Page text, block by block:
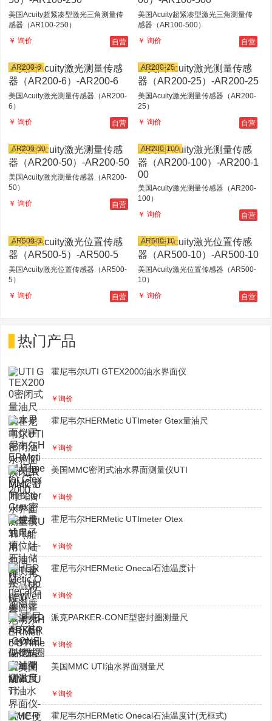
美国Acuity超紧凑型激光三角测量传
感器（AR100-250）
￥ 询价
自营
美国Acuity超紧凑型激光三角测量传
感器（AR100-500）
￥ 询价
自营
美国Acuity激光测量传感器（AR200-
6）
￥ 询价
自营
AR200-6
美国Acuity激光测量传感器（AR200-
25）
￥ 询价
自营
AR200-25
美国Acuity激光测量传感器（AR200-
50）
￥ 询价
自营
AR200-50
美国Acuity激光测量传感器（AR200-
100）
￥ 询价
自营
AR200-100
美国Acuity激光位置传感器（AR500-
5）
￥ 询价
自营
AR500-5
美国Acuity激光位置传感器（AR500-
10）
￥ 询价
自营
AR500-10
热门产品
霍尼韦尔UTI GTEX2000油水界面仪
￥询价
霍尼韦尔HERMetic UTImeter Gtex量油尺
￥询价
美国MMC密闭式油水界面测量仪UTI
￥询价
霍尼韦尔HERMetic UTImeter Otex
￥询价
霍尼韦尔HERMetic Onecal石油温度计
￥询价
派克PARKER-CONE型密封圈测量尺
￥询价
美国MMC UTI油水界面测量尺
￥询价
霍尼韦尔HERMetic Onecal石油温度计(无框式)